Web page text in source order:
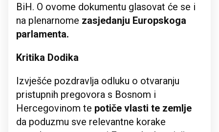
BiH. O ovome dokumentu glasovat će se i
na plenarnome zasjedanju Europskoga
parlamenta.
Kritika Dodika
Izvješće pozdravlja odluku o otvaranju
pristupnih pregovora s Bosnom i
Hercegovinom te potiče vlasti te zemlje
da poduzmu sve relevantne korake